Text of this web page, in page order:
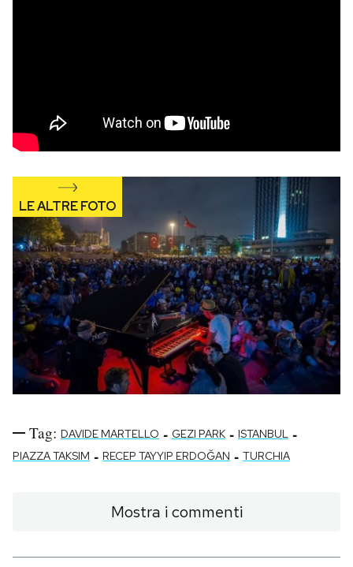
Tag: DAVIDE MARTELLO - GEZI PARK - ISTANBUL -
PIAZZA TAKSIM - RECEP TAYYIP ERDOĞAN - TURCHIA
Mostra i commenti